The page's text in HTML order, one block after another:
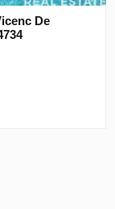
De